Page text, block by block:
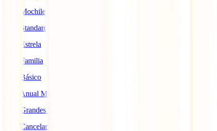
IATI Mochileiro
IATI Standard
IATI Estrela
IATI Familia
IATI Básico
IATI Anual Multiviagem
IATI Grandes Viajantes
IATI Cancelamento Premium